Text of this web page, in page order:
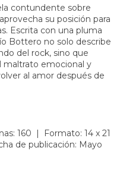
contundente sobre
su posición para
Escrita con una pluma
Bottero no solo describe
del rock, sino que
maltrato emocional y
al amor después de
160 | Formato: 14 x 21
de publicación: Mayo